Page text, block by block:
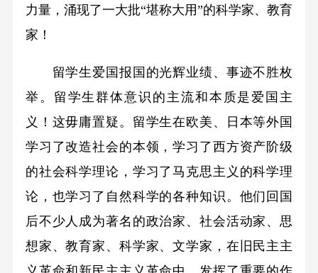
力量，涌现了一大批“堪称大用”的科学家、教育
家！
留学生爱国报国的光辉业绩、事迹不胜枚
举。留学生群体意识的主流和本质是爱国主
义！这毋庸置疑。留学生在欧美、日本等外国
学习了改造社会的本领，学习了西方资产阶级
的社会科学理论，学习了马克思主义的科学理
论，也学习了自然科学的各种知识。他们回国
后不少人成为著名的政治家、社会活动家、思
想家、教育家、科学家、文学家，在旧民主主